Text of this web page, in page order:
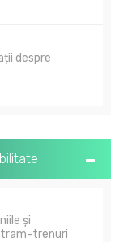
despre
și
tram-trenuri